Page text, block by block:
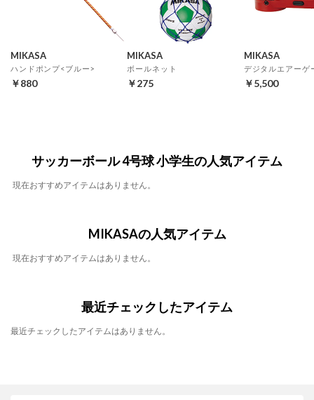
MIKASA
ハンドポンプ<ブルー>
￥880
MIKASA
ボールネット
￥275
MIKASA
デジタルエアーゲ
￥5,500
サッカーボール 4号球 小学生の人気アイテム
現在おすすめアイテムはありません。
MIKASAの人気アイテム
現在おすすめアイテムはありません。
最近チェックしたアイテム
最近チェックしたアイテムはありません。